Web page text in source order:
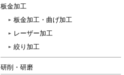
板金加工
板金加工・曲げ加工
レーザー加工
絞り加工
研削・研磨